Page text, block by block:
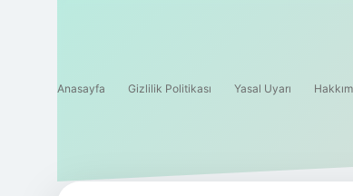
Anasayfa Gizlilik Politikası Yasal Uyarı